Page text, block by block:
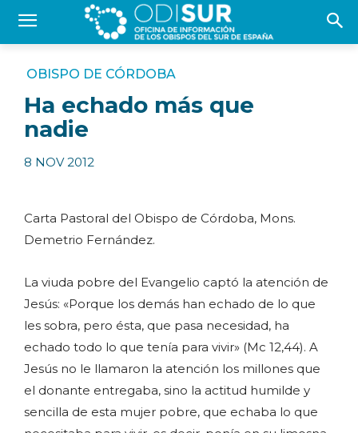
OBISPO DE CÓRDOBA
Ha echado más que
nadie
8 NOV 2012
Carta Pastoral del Obispo de Córdoba, Mons.
Demetrio Fernández.
La viuda pobre del Evangelio captó la atención de
Jesús: «Porque los demás han echado de lo que
les sobra, pero ésta, que pasa necesidad, ha
echado todo lo que tenía para vivir» (Mc 12,44). A
Jesús no le llamaron la atención los millones que
el donante entregaba, sino la actitud humilde y
sencilla de esta mujer pobre, que echaba lo que